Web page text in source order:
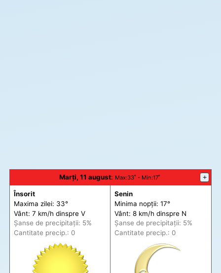
Marți, 11 august: Max:33˚ - Min:17˚ +
Însorit
Maxima zilei: 33°
Vânt: 7 km/h dinspre V
Șanse de precipitații: 5%
Cantitate precip.: 0
Senin
Minima nopții: 17°
Vânt: 8 km/h dinspre N
Șanse de precipitații: 5%
Cantitate precip.: 0